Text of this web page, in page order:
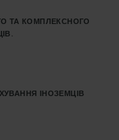
ТА КОМПЛЕКСНОГО
ІНОЗЕМЦІВ